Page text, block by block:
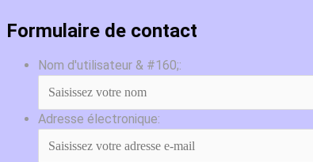
Formulaire de contact
Nom d'utilisateur & #160;:
Adresse électronique: